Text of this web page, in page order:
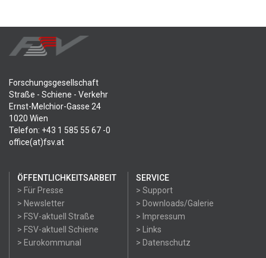
Forschungsgesellschaft
Straße - Schiene - Verkehr
Ernst-Melchior-Gasse 24
1020 Wien
Telefon: +43 1 585 55 67 -0
office(at)fsv.at
ÖFFENTLICHKEITSARBEIT
> Für Presse
> Newsletter
> FSV-aktuell Straße
> FSV-aktuell Schiene
> Eurokommunal
SERVICE
> Support
> Downloads/Galerie
> Impressum
> Links
> Datenschutz